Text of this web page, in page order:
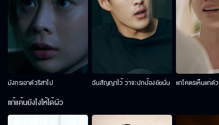
มังกรเอาตัวริสาไป ฉันสัญญาไว้ ว่าจะปกป้องยัยนั่น แกโคตรเห็นแก่ตั
แก้แค้นยังไงให้ได้ผัว